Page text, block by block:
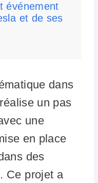
événement
et de ses
dans
un pas
une
en place
des
Ce projet a